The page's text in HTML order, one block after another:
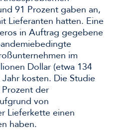
91 Prozent gaben an,
Lieferanten hatten. Eine
in Auftrag gegebene
im
Dollar (etwa 134
kosten. Die Studie
der
von
Lieferkette einen
haben.